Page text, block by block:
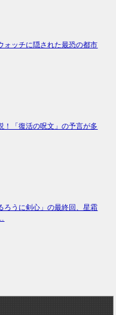
ォッチに隠された最恐の都市
！「復活の呪文」の予言が多
ろうに剣心」の最終回、星霜